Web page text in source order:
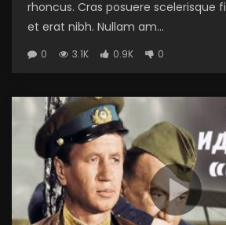
rhoncus. Cras posuere scelerisque
et erat nibh. Nullam am...
0 3.1K 0.9K 0